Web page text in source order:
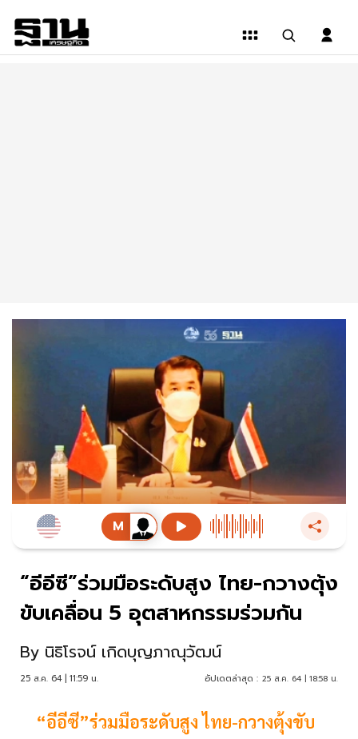
“อีอีซี”ร่วมมือระดับสูง ไทย-กวางตุ้ง
ขับเคลื่อน 5 อุตสาหกรรมร่วมกัน
By นิธิโรจน์ เกิดบุญภาณุวัฒน์
25 ส.ค. 64 | 11:59 น. อัปเดตล่าสุด : 25 ส.ค. 64 | 18:58 น.
“อีอีซี”ร่วมมือระดับสูง ไทย-กวางตุ้งขับ